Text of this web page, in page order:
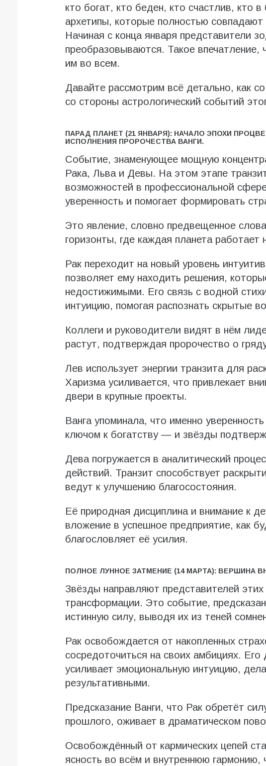
кто богат, кто беден, кто счастлив, кто
архетипы, которые полностью совпадают
Начиная с конца января представители
преобразовываются. Такое впечатление,
им во всем.
Давайте рассмотрим всё детально, как
со стороны астрологический событий
ПАРАД ПЛАНЕТ (21 ЯНВАРЯ): НАЧАЛО ЭПОХИ
ИСПОЛНЕНИЯ ПРОРОЧЕСТВА ВАНГИ.
Событие, знаменующее мощную
Рака, Льва и Девы. На этом этапе
возможностей в профессиональной
уверенность и помогает формировать
Это явление, словно предвещенное
горизонты, где каждая планета работает
Рак переходит на новый уровень
позволяет ему находить решения,
недостижимыми. Его связь с водной
интуицию, помогая распознать скрытые
Коллеги и руководители видят в нём
растут, подтверждая пророчество о
Лев использует энергии транзита для
Харизма усиливается, что привлекает
двери в крупные проекты.
Ванга упоминала, что именно
ключом к богатству — и звёзды
Дева погружается в аналитический
действий. Транзит способствует
ведут к улучшению благосостояния.
Её природная дисциплина и внимание к
вложение в успешное предприятие, как
благословляет её усилия.
ПОЛНОЕ ЛУННОЕ ЗАТМЕНИЕ (14 МАРТА): ВЕРШИНА
Звёзды направляют представителей этих
трансформации. Это событие,
истинную силу, выводя их из теней
Рак освобождается от накопленных
сосредоточиться на своих амбициях.
усиливает эмоциональную интуицию,
результативными.
Предсказание Ванги, что Рак обретёт
прошлого, оживает в драматическом
Освобождённый от кармических цепей
ясность во всём и внутреннюю гармонию,